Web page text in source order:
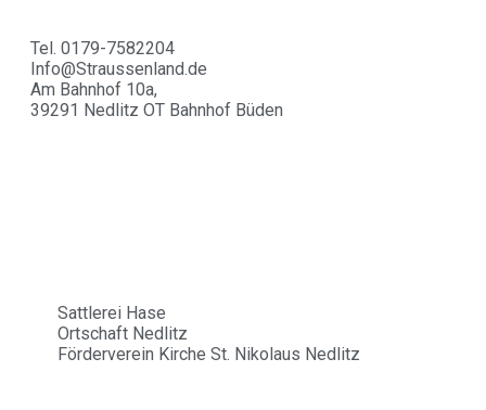
Tel. 0179-7582204
Info@Straussenland.de
Am Bahnhof 10a,
39291 Nedlitz OT Bahnhof Büden
Sattlerei Hase
Ortschaft Nedlitz
Förderverein Kirche St. Nikolaus Nedlitz